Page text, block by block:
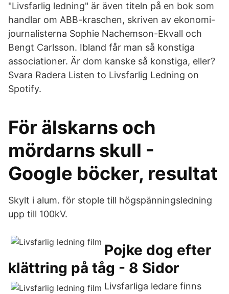
"Livsfarlig ledning" är även titeln på en bok som
handlar om ABB-kraschen, skriven av ekonomi-
journalisterna Sophie Nachemson-Ekvall och
Bengt Carlsson. Ibland får man så konstiga
associationer. Är dom kanske så konstiga, eller?
Svara Radera Listen to Livsfarlig Ledning on
Spotify.
För älskarns och
mördarns skull -
Google böcker, resultat
Skylt i alum. för stople till högspänningsledning
upp till 100kV.
Pojke dog efter
klättring på tåg - 8 Sidor
Livsfarliga ledare finns